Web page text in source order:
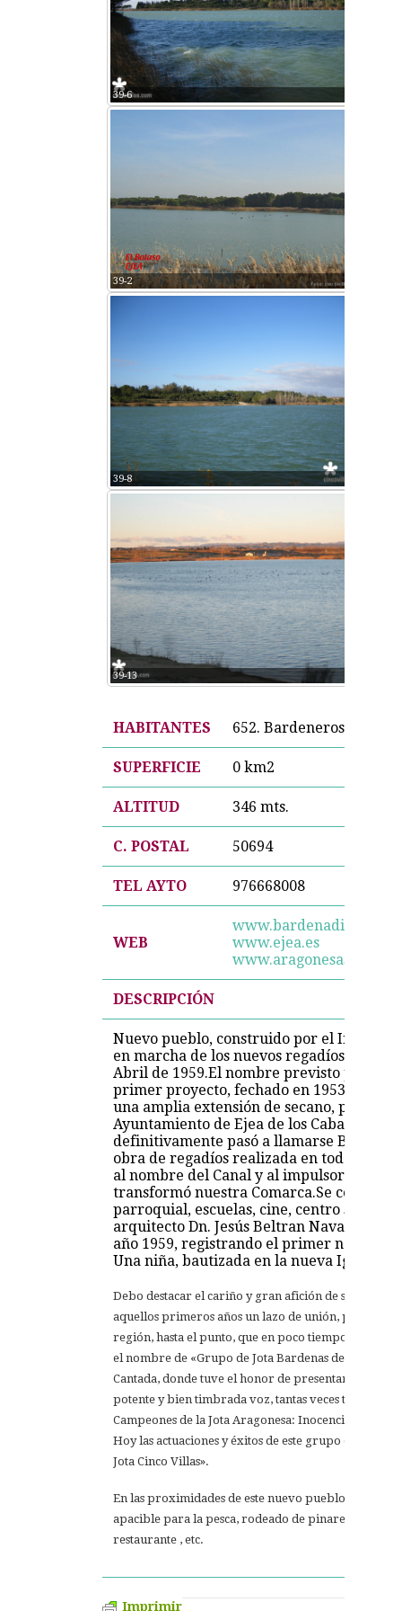
39-6
39-2
39-8
39-13
HABITANTES 652. Bardeneros.
SUPERFICIE 0 km2
ALTITUD 346 mts.
C. POSTAL 50694
TEL AYTO 976668008
WEB
www.ejea.es
www.aragonesasi.com/
DESCRIPCIÓN
Nuevo pueblo, construido por el Instituto
en marcha de los nuevos regadíos del
Abril de 1959.El nombre previsto para
primer proyecto, fechado en 1953, por
una amplia extensión de secano,
Ayuntamiento de Ejea de los Caballeros,
definitivamente pasó a llamarse
obra de regadíos realizada en toda la
al nombre del Canal y al impulsor de
transformó nuestra Comarca.Se
parroquial, escuelas, cine, centro social,
arquitecto Dn. Jesús Beltran
año 1959, registrando el primer
Una niña, bautizada en la nueva Iglesia,
Debo destacar el cariño y gran afición de sus
aquellos primeros años un lazo de unión, para
región, hasta el punto, que en poco tiempo tenían
el nombre de «Grupo de Jota Bardenas del
Cantada, donde tuve el honor de presentar, por
potente y bien timbrada voz, tantas veces
Campeones de la Jota Aragonesa: Inocencio
Hoy las actuaciones y éxitos de este grupo de
Jota Cinco Villas».
En las proximidades de este nuevo pueblo,
apacible para la pesca, rodeado de pinares y un
restaurante , etc.
Imprimir